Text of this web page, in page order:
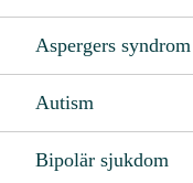
Aspergers syndrom
Autism
Bipolär sjukdom